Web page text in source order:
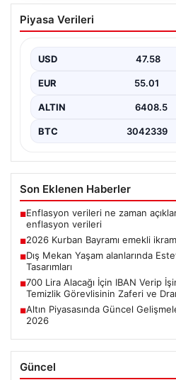
2026 Kurban Bayramı
ikramiyeleri ne zaman
emekli vatandaşın dikkati
ödemelerine çevrildi.…
Piyasa Verileri
USD 47.58
EUR 55.01
ALTIN 6408.5
BTC 3042339
Son Eklenen Haberler
■Enflasyon verileri ne zaman
enflasyon verileri
■2026 Kurban Bayramı emekli
■Dış Mekan Yaşam alanlarında
Tasarımları
■700 Lira Alacağı İçin IBAN Verip
Temizlik Görevlisinin Zaferi ve
■Altın Piyasasında Güncel
2026
Güncel